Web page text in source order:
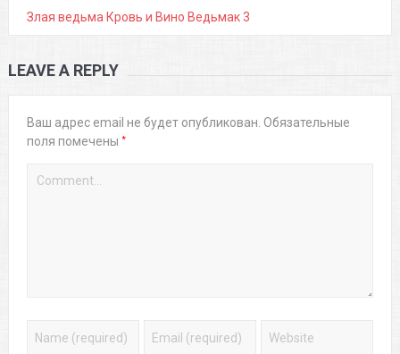
Злая ведьма Кровь и Вино Ведьмак 3
LEAVE A REPLY
Ваш адрес email не будет опубликован. Обязательные
поля помечены *